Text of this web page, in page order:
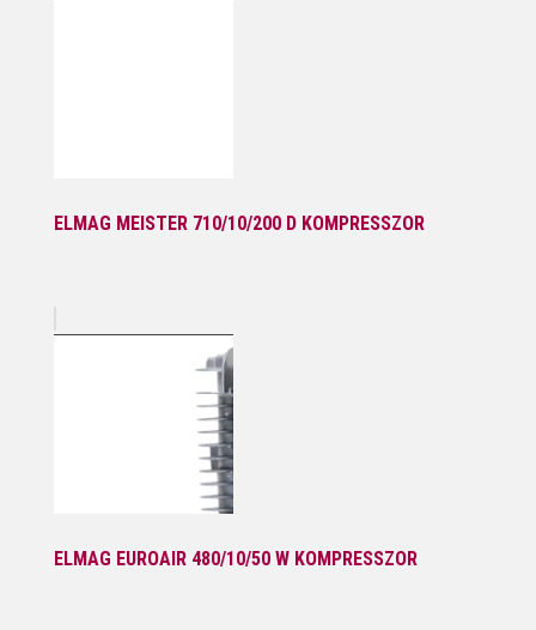
ELMAG MEISTER 710/10/200 D KOMPRESSZOR
ELMAG EUROAIR 480/10/50 W KOMPRESSZOR